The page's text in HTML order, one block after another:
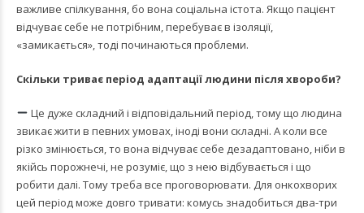
важливе спілкування, бо вона соціальна істота. Якщо пацієнт
відчуває себе не потрібним, перебуває в ізоляції,
«замикається», тоді починаються проблеми.
Скільки триває період адаптації людини після хвороби?
Це дуже складний і відповідальний період, тому що людина
звикає жити в певних умовах, іноді вони складні. А коли все
різко змінюється, то вона відчуває себе дезадаптовано, ніби в
якійсь порожнечі, не розуміє, що з нею відбувається і що
робити далі. Тому треба все проговорювати. Для онкохворих
цей період може довго тривати: комусь знадобиться два-три